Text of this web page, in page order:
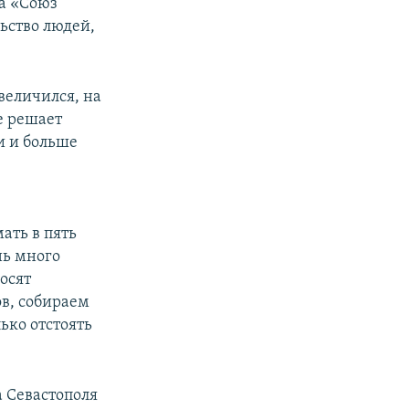
«Союз
людей,
на
решает
и больше
в пять
много
собираем
отстоять